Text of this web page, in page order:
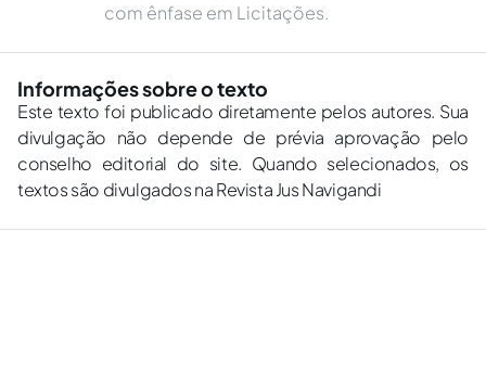
com ênfase em Licitações.
Informações sobre o texto
Este texto foi publicado diretamente pelos autores. Sua
divulgação não depende de prévia aprovação pelo
conselho editorial do site. Quando selecionados, os
textos são divulgados na Revista Jus Navigandi